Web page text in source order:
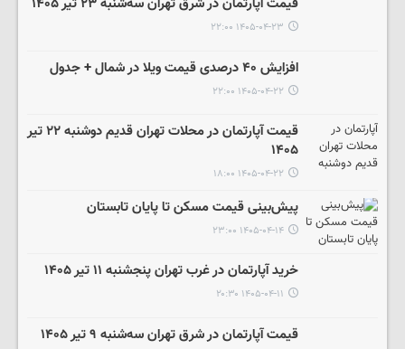
۱۴۰۵-۰۴-۲۳ ۲۲:۰۰
افزایش ۴۰ درصدی قیمت ویلا در شمال + جدول
۱۴۰۵-۰۴-۲۲ ۲۲:۰۰
قیمت آپارتمان در محلات تهران قدیم دوشنبه ۲۲ تیر
۱۴۰۵
۱۴۰۵-۰۴-۲۲ ۱۸:۰۰
پیش‌بینی قیمت مسکن تا پایان تابستان
۱۴۰۵-۰۴-۱۴ ۲۳:۰۰
خرید آپارتمان در غرب تهران پنجشنبه ۱۱ تیر ۱۴۰۵
۱۴۰۵-۰۴-۱۱ ۲۰:۳۰
قیمت آپارتمان در شرق تهران سه‌شنبه ۹ تیر ۱۴۰۵